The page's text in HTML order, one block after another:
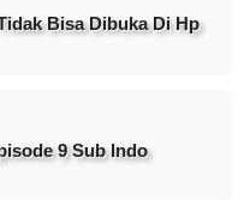
Bisa Dibuka Di Hp
9 Sub Indo